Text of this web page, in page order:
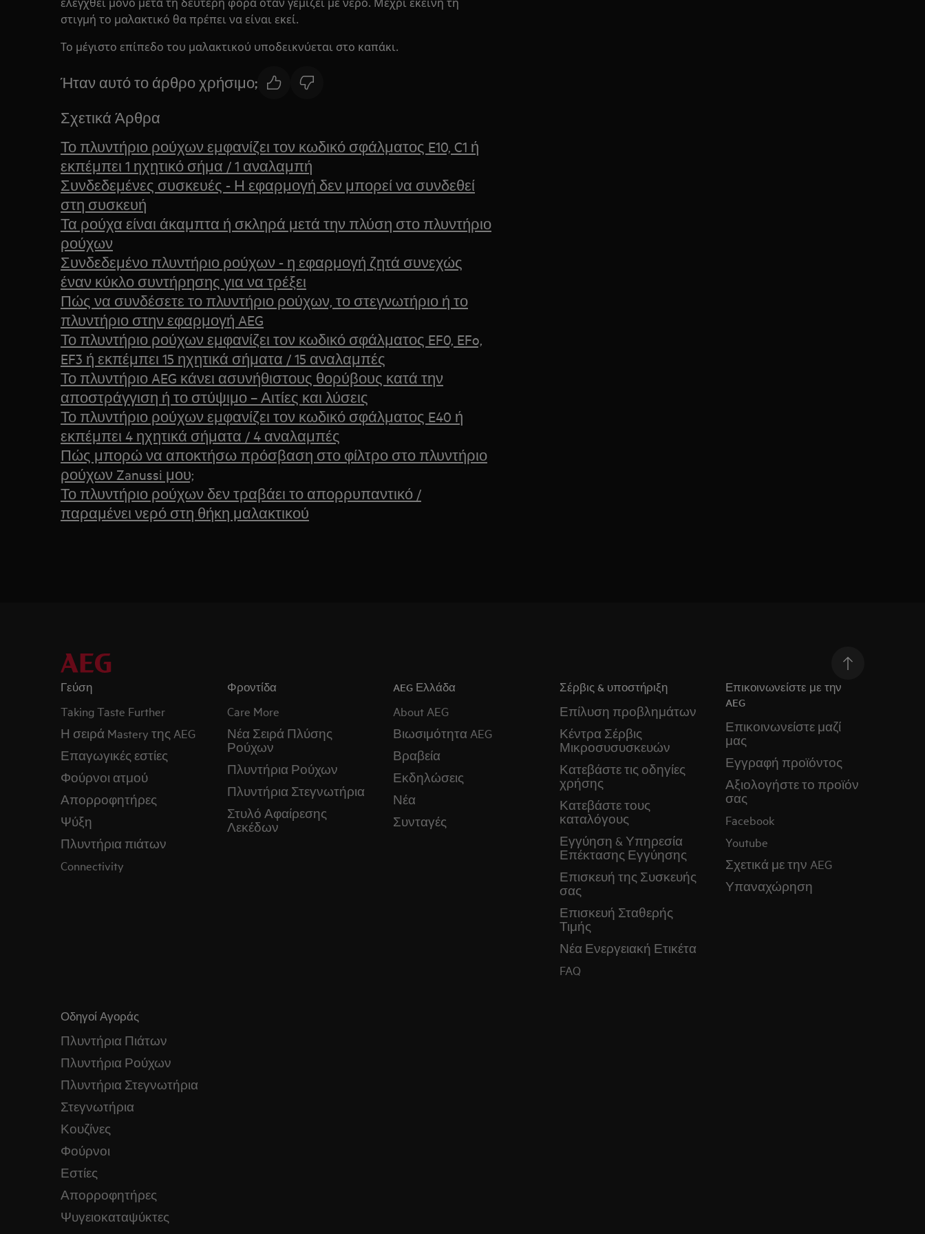
στιγμή το μαλακτικό θα πρέπει να είναι εκεί.
Το μέγιστο επίπεδο του μαλακτικού υποδεικνύεται στο καπάκι.
Ήταν αυτό το άρθρο χρήσιμο;
Σχετικά Άρθρα
Το πλυντήριο ρούχων εμφανίζει τον κωδικό σφάλματος E10, C1 ή
εκπέμπει 1 ηχητικό σήμα / 1 αναλαμπή
Συνδεδεμένες συσκευές - Η εφαρμογή δεν μπορεί να συνδεθεί
στη συσκευή
Τα ρούχα είναι άκαμπτα ή σκληρά μετά την πλύση στο πλυντήριο
ρούχων
Συνδεδεμένο πλυντήριο ρούχων - η εφαρμογή ζητά συνεχώς
έναν κύκλο συντήρησης για να τρέξει
Πώς να συνδέσετε το πλυντήριο ρούχων, το στεγνωτήριο ή το
πλυντήριο στην εφαρμογή AEG
Το πλυντήριο ρούχων εμφανίζει τον κωδικό σφάλματος EF0, EFo,
EF3 ή εκπέμπει 15 ηχητικά σήματα / 15 αναλαμπές
Το πλυντήριο AEG κάνει ασυνήθιστους θορύβους κατά την
αποστράγγιση ή το στύψιμο – Αιτίες και λύσεις
Το πλυντήριο ρούχων εμφανίζει τον κωδικό σφάλματος E40 ή
εκπέμπει 4 ηχητικά σήματα / 4 αναλαμπές
Πώς μπορώ να αποκτήσω πρόσβαση στο φίλτρο στο πλυντήριο
ρούχων Zanussi μου;
Το πλυντήριο ρούχων δεν τραβάει το απορρυπαντικό /
παραμένει νερό στη θήκη μαλακτικού
Γεύση
Taking Taste Further
Η σειρά Mastery της AEG
Επαγωγικές εστίες
Φούρνοι ατμού
Απορροφητήρες
Ψύξη
Πλυντήρια πιάτων
Connectivity
Φροντίδα
Care More
Νέα Σειρά Πλύσης
Ρούχων
Πλυντήρια Ρούχων
Πλυντήρια Στεγνωτήρια
Στυλό Αφαίρεσης
Λεκέδων
AEG Ελλάδα
About AEG
Βιωσιμότητα AEG
Βραβεία
Εκδηλώσεις
Νέα
Συνταγές
Σέρβις & υποστήριξη
Επίλυση προβλημάτων
Κέντρα Σέρβις
Μικροσυσυσκευών
Κατεβάστε τις οδηγίες
χρήσης
Κατεβάστε τους
καταλόγους
Εγγύηση & Υπηρεσία
Επέκτασης Εγγύησης
Επισκευή της Συσκευής
σας
Επισκευή Σταθερής
Τιμής
Νέα Ενεργειακή Ετικέτα
FAQ
Επικοινωνείστε με την
AEG
Επικοινωνείστε μαζί
μας
Εγγραφή προϊόντος
Αξιολογήστε το προϊόν
σας
Facebook
Youtube
Σχετικά με την AEG
Υπαναχώρηση
Οδηγοί Αγοράς
Πλυντήρια Πιάτων
Πλυντήρια Ρούχων
Πλυντήρια Στεγνωτήρια
Στεγνωτήρια
Κουζίνες
Φούρνοι
Εστίες
Απορροφητήρες
Ψυγειοκαταψύκτες